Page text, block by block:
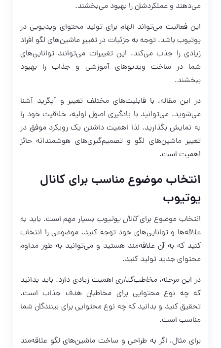
می‌دهند و عملکردشان را بهبود می‌بخشند.
این فعالیت می‌تواند الهام برای تولید محتوای ویدیویی در
یوتیوب باشد. توجه به جزئیات در تغییر ماشین‌های لگو افراد
زیادی را جذب می‌کند. این تغییرات می‌توانند توانایی‌های
شما در ساخت ویدیوهای آموزشی و جذاب را بهبود
ببخشند.
در این مقاله، با قابلیت‌های مختلف تغییر و آپگرید آشنا
می‌شوید. می‌توانید با یادگیری اصول اولیه، خلاقیت خود را
به نمایش بگذارید. لذا اهمیت داشتن یک رویکرد موفق در
تغییر ماشین‌های لگو و تصمیم‌گیری‌های هوشمندانه حائز
اهمیت است.
انتخاب موضوع مناسب برای کانال
یوتیوب
انتخاب موضوع برایکانال یوتیوب بسیار مهم است. باید به
علاقه‌ها و توانایی‌های خود توجه کنید. موضوعی را انتخاب
کنید که به آن علاقه‌مند هستید و می‌توانید به طور مداوم
محتوای جدید تولید کنید.
در این مرحله، مخاطب‌گذاریاهمیت زیادی دارد. باید بدانید
که چه نوع محتوایی برای مخاطبان هدف جذاب است.
تحقیق کنید و بدانید که چه نوع محتوایی برای بینندگان شما
مناسب است.
برای مثال، اگر به طراحی و ساخت ماشین‌های لگو علاقه‌مند